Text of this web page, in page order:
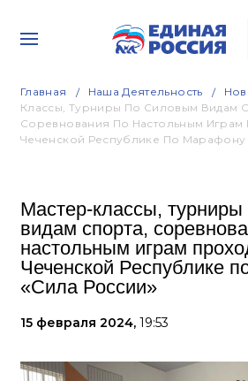
Главная Наша Деятельность
Классы, Турниры По Силовым Видам
Соревнования По Настольным Играм
Чеченской Республике По Марафону
Мастер-классы,
видам спорта,
настольным играм
Чеченской Республике
«Сила России»
15 февраля 2024, 19:53